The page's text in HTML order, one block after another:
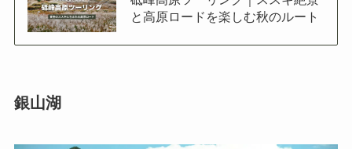
と高原ロードを楽しむ秋のルート
銀山湖